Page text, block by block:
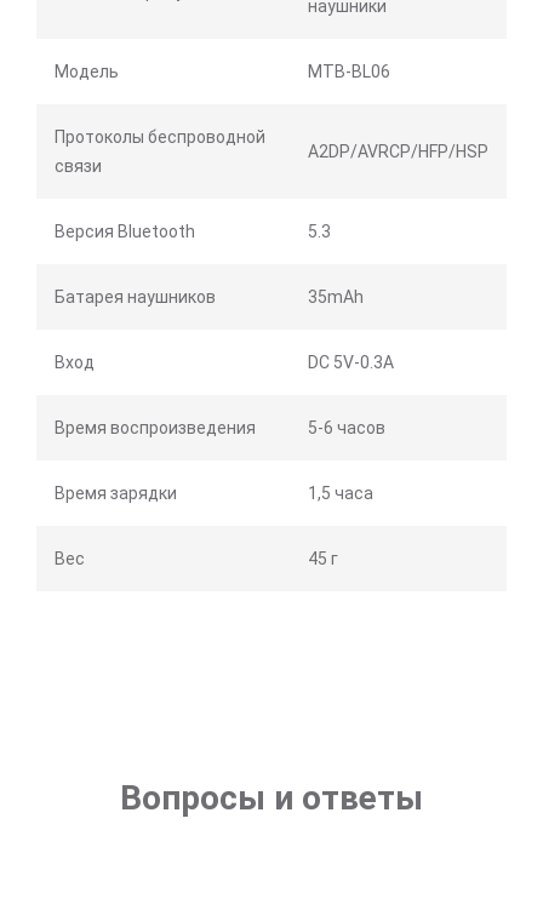
наушники
Модель MTB-BL06
Протоколы беспроводной
связи
A2DP/AVRCP/HFP/HSP
Версия Bluetooth 5.3
Батарея наушников 35mAh
Вход DC 5V-0.3A
Время воспроизведения 5-6 часов
Время зарядки 1,5 часа
Вес 45 г
Вопросы и ответы